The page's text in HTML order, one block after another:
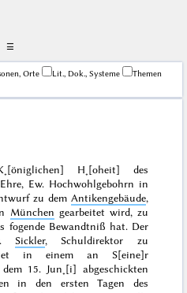
☰
Orte Lit., Dok., Systeme
Themen
H˖[oheit] des
Ew. Hochwohlgebohrn in
zu dem Antikengebäude,
München gearbeitet wird, zu
fogende Bewandtniß hat. Der
Sickler, Schuldirektor zu
in einem an S[eine]r
15. Jun˖[i] abgeschickten
in den ersten Tagen des